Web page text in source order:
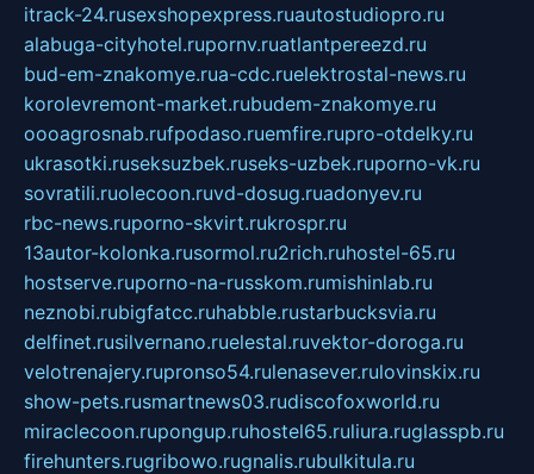
itrack-24.rusexshopexpress.ruautostudiopro.ru
alabuga-cityhotel.rupornv.ruatlantpereezd.ru
bud-em-znakomye.rua-cdc.ruelektrostal-news.ru
korolevremont-market.rubudem-znakomye.ru
oooagrosnab.rufpodaso.ruemfire.rupro-otdelky.ru
ukrasotki.ruseksuzbek.ruseks-uzbek.ruporno-vk.ru
sovratili.ruolecoon.ruvd-dosug.ruadonyev.ru
rbc-news.ruporno-skvirt.rukrospr.ru
13autor-kolonka.rusormol.ru2rich.ruhostel-65.ru
hostserve.ruporno-na-russkom.rumishinlab.ru
neznobi.rubigfatcc.ruhabble.rustarbucksvia.ru
delfinet.rusilvernano.ruelestal.ruvektor-doroga.ru
velotrenajery.rupronso54.rulenasever.rulovinskix.ru
show-pets.rusmartnews03.rudiscofoxworld.ru
miraclecoon.rupongup.ruhostel65.ruliura.ruglasspb.ru
firehunters.rugribowo.rugnalis.rubulkitula.ru